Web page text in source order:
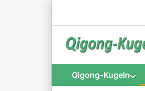
Qigong-Kugeln